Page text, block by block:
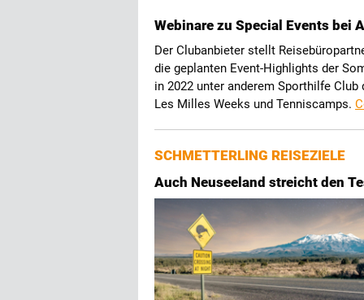
Webinare zu Special Events bei
Der Clubanbieter stellt
die geplanten Event-Highlights der
in 2022 unter anderem Sporthilfe Club
Les Milles Weeks und Tenniscamps.
SCHMETTERLING REISEZIELE
Auch Neuseeland streicht den